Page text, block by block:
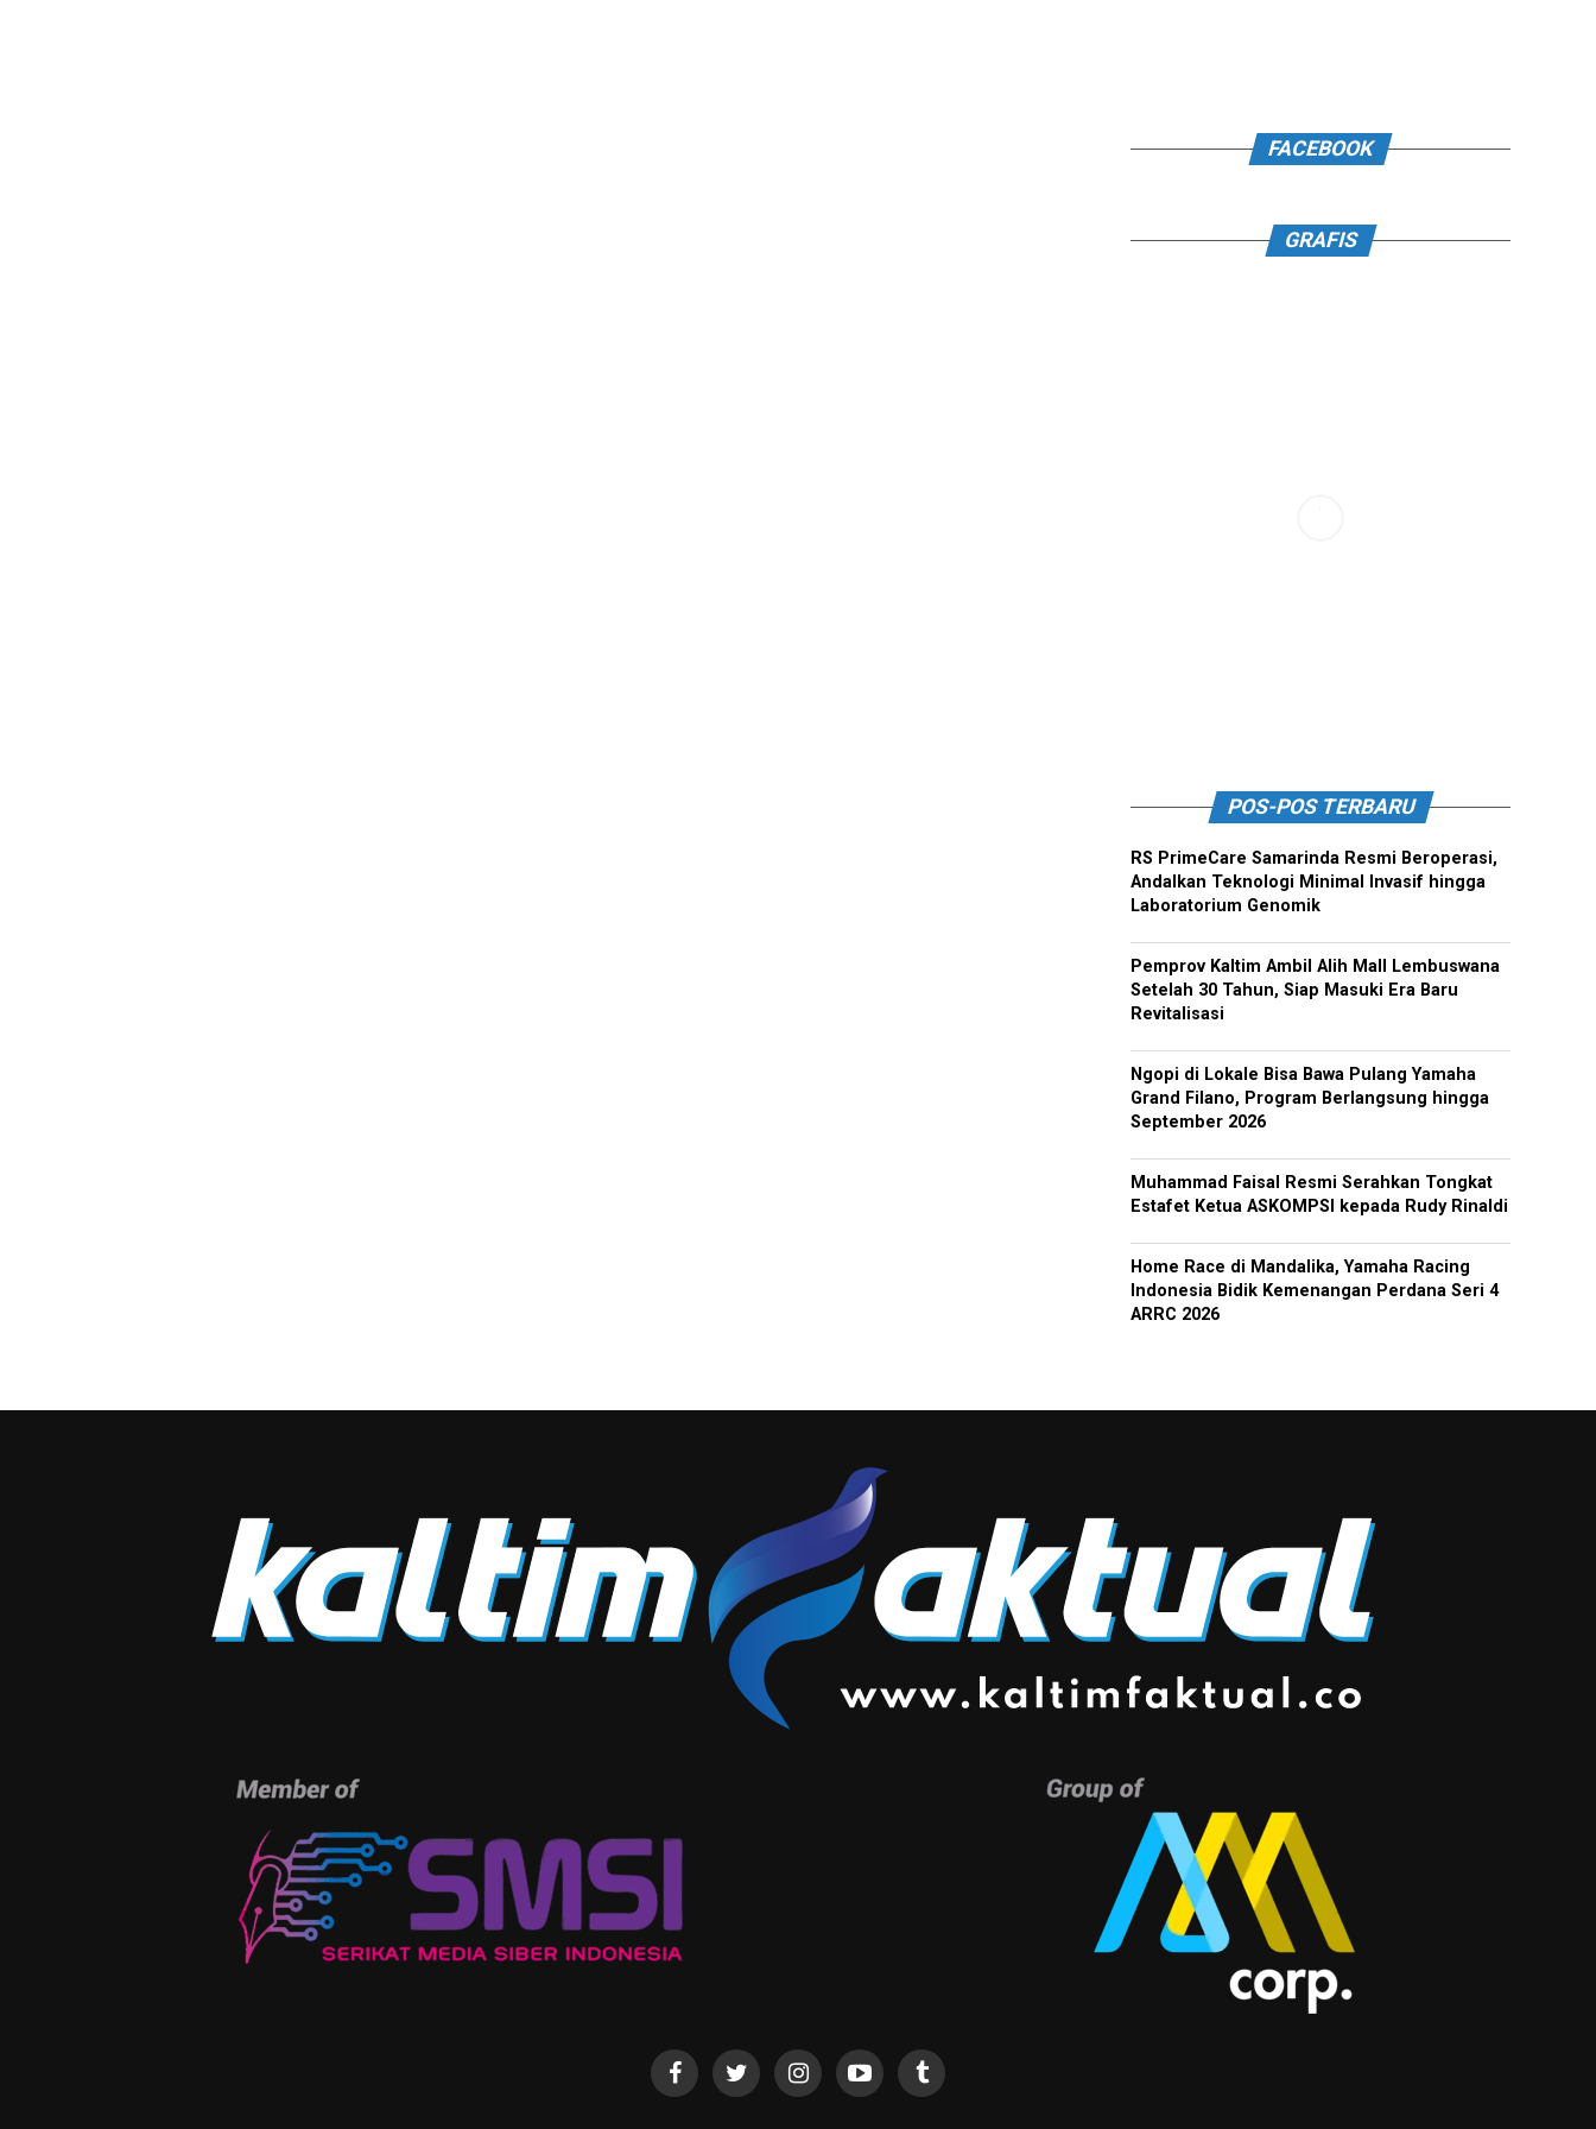
FACEBOOK
GRAFIS
POS-POS TERBARU
RS PrimeCare Samarinda Resmi Beroperasi,
Andalkan Teknologi Minimal Invasif hingga
Laboratorium Genomik
Pemprov Kaltim Ambil Alih Mall Lembuswana
Setelah 30 Tahun, Siap Masuki Era Baru
Revitalisasi
Ngopi di Lokale Bisa Bawa Pulang Yamaha
Grand Filano, Program Berlangsung hingga
September 2026
Muhammad Faisal Resmi Serahkan Tongkat
Estafet Ketua ASKOMPSI kepada Rudy Rinaldi
Home Race di Mandalika, Yamaha Racing
Indonesia Bidik Kemenangan Perdana Seri 4
ARRC 2026